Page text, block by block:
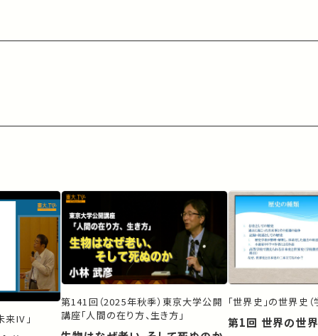
来IV」
第141回（2025年秋季）東京大学公開
講座「人間の在り方、生き方」
「世界史」の世界史
第1回 世界の世